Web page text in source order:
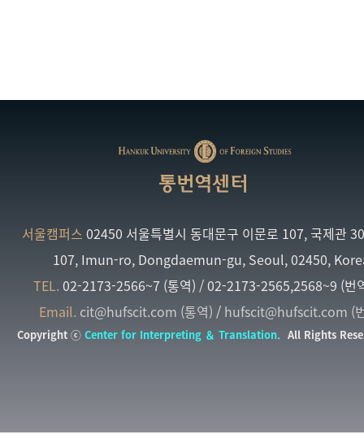
통번역센터
서울캠퍼스 02450 서울특별시 동대문구 이문로 107, 국제관
107, Imun-ro, Dongdaemun-gu, Seoul, 02450,
TEL. 02-2173-2566~7 (통역) / 02-2173-2565,2568~9 (번
Email. cit@hufscit.com (통역) / hufscit@hufscit.com (
Copyright ⓒ Center for Interpreting ＆ Translation. All Rights